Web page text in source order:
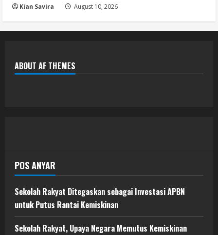
Kian Savira August 10, 2026
ABOUT AF THEMES
POS ANYAR
Sekolah Rakyat Ditegaskan sebagai Investasi APBN
untuk Putus Rantai Kemiskinan
Sekolah Rakyat, Upaya Negara Memutus Kemiskinan